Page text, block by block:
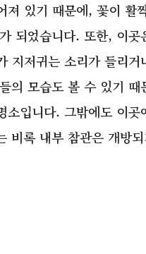
있기 때문에, 꽃이 활
되었습니다. 또한, 이곳
지저귀는 소리가 들리
의 모습도 볼 수 있기
입니다. 그밖에도 이
비록 내부 참관은 개방